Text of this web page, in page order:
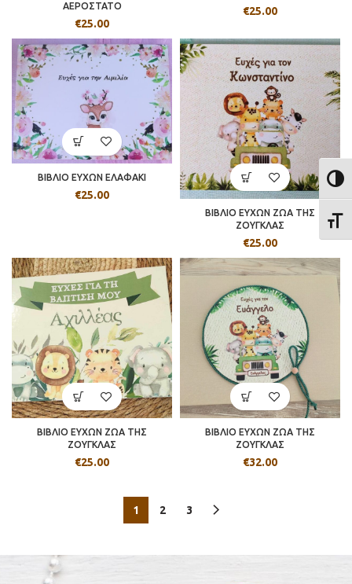
ΑΕΡΟΣΤΑΤΟ
€25.00
€25.00
ΒΙΒΛΙΟ ΕΥΧΩΝ ΕΛΑΦΑΚΙ
€25.00
ΒΙΒΛΙΟ ΕΥΧΩΝ ΖΩΑ ΤΗΣ
ΖΟΥΓΚΛΑΣ
€25.00
ΒΙΒΛΙΟ ΕΥΧΩΝ ΖΩΑ ΤΗΣ
ΖΟΥΓΚΛΑΣ
€25.00
ΒΙΒΛΙΟ ΕΥΧΩΝ ΖΩΑ ΤΗΣ
ΖΟΥΓΚΛΑΣ
€32.00
1 2 3